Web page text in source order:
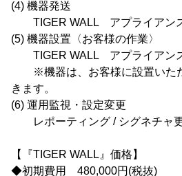
(4) 機器発送
TIGER WALL アプライアン
(5) 機器設置〈お客様の作業〉
TIGER WALL アプライアン
※機器は、お客様に設置いた
きます。
(6) 運用監視・設定変更
レポーティング / シグネチャ
【『TIGER WALL』価格】
◆初期費用 480,000円(税抜)